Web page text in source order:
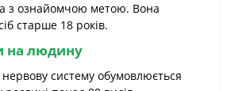
з ознайомчою метою. Вона
старше 18 років.
на людину
систему обумовлюється